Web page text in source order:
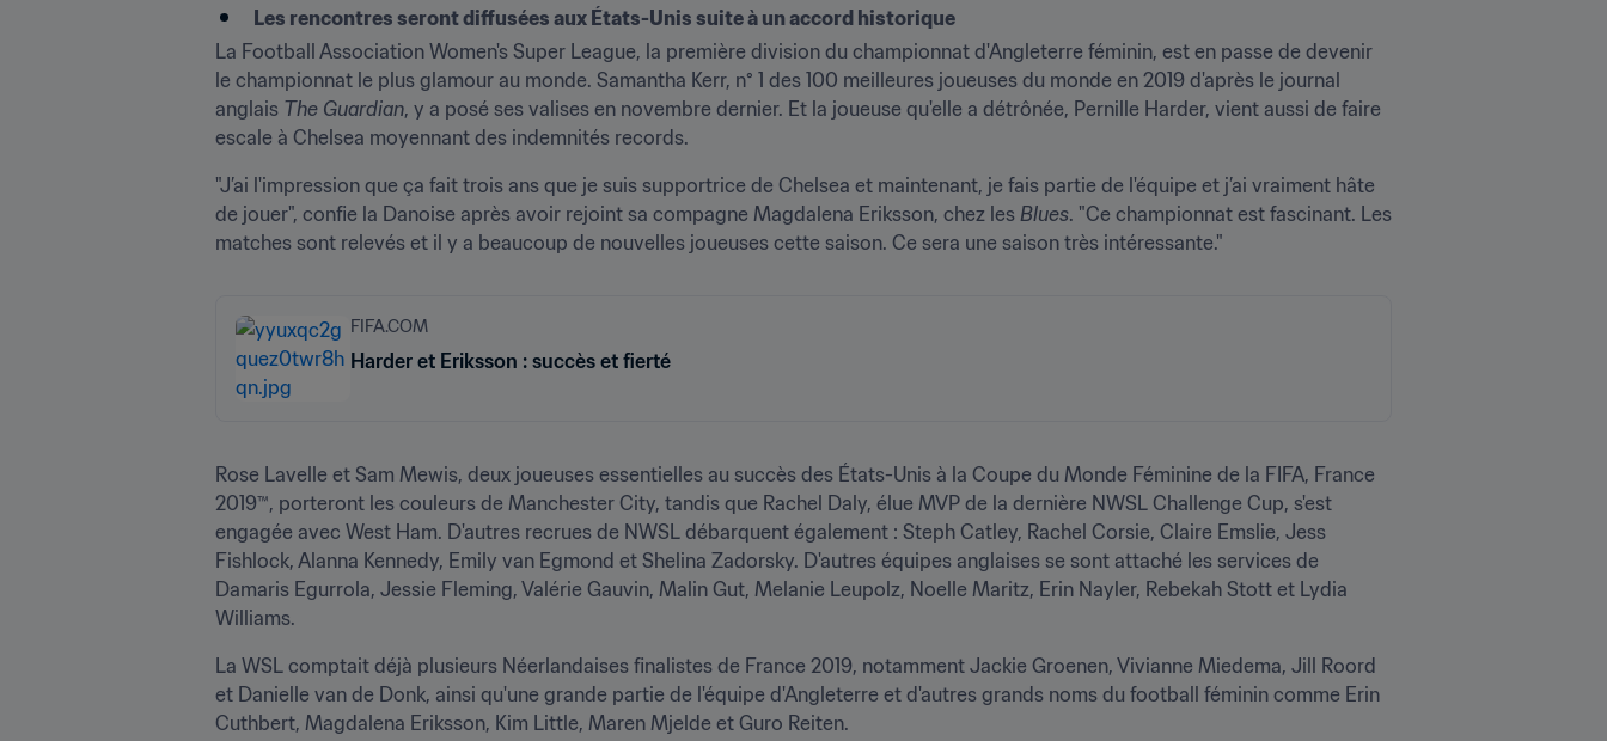
Les rencontres seront diffusées aux États-Unis suite à un accord historique
La Football Association Women's Super League, la première division du championnat d'Angleterre féminin, est en passe de devenir
le championnat le plus glamour au monde. Samantha Kerr, n° 1 des 100 meilleures joueuses du monde en 2019 d'après le journal
anglais The Guardian, y a posé ses valises en novembre dernier. Et la joueuse qu'elle a détrônée, Pernille Harder, vient aussi de faire
escale à Chelsea moyennant des indemnités records.
"J’ai l'impression que ça fait trois ans que je suis supportrice de Chelsea et maintenant, je fais partie de l'équipe et j’ai vraiment hâte
de jouer", confie la Danoise après avoir rejoint sa compagne Magdalena Eriksson, chez les Blues. "Ce championnat est fascinant. Les
matches sont relevés et il y a beaucoup de nouvelles joueuses cette saison. Ce sera une saison très intéressante."
FIFA.COM
Harder et Eriksson : succès et fierté
Rose Lavelle et Sam Mewis, deux joueuses essentielles au succès des États-Unis à la Coupe du Monde Féminine de la FIFA, France
2019™, porteront les couleurs de Manchester City, tandis que Rachel Daly, élue MVP de la dernière NWSL Challenge Cup, s'est
engagée avec West Ham. D'autres recrues de NWSL débarquent également : Steph Catley, Rachel Corsie, Claire Emslie, Jess
Fishlock, Alanna Kennedy, Emily van Egmond et Shelina Zadorsky. D'autres équipes anglaises se sont attaché les services de
Damaris Egurrola, Jessie Fleming, Valérie Gauvin, Malin Gut, Melanie Leupolz, Noelle Maritz, Erin Nayler, Rebekah Stott et Lydia
Williams.
La WSL comptait déjà plusieurs Néerlandaises finalistes de France 2019, notamment Jackie Groenen, Vivianne Miedema, Jill Roord
et Danielle van de Donk, ainsi qu'une grande partie de l'équipe d'Angleterre et d'autres grands noms du football féminin comme Erin
Cuthbert, Magdalena Eriksson, Kim Little, Maren Mjelde et Guro Reiten.